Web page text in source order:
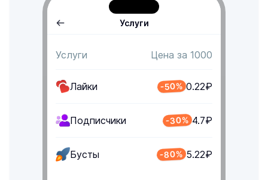
Услуги
Услуги Цена за 1000
Лайки -50% 0.22₽
Подписчики -30% 4.7₽
Бусты -80% 5.22₽